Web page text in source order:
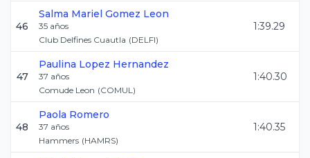
46
Salma Mariel Gomez Leon
35 años
Club Delfines Cuautla (DELFI)
1:39.29
47
Paulina Lopez Hernandez
37 años
Comude Leon (COMUL)
1:40.30
48
Paola Romero
37 años
Hammers (HAMRS)
1:40.35